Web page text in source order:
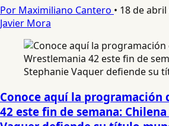
Por Maximiliano Cantero • 18 de abril
Javier Mora
Conoce aquí la programación
42 este fin de semana: